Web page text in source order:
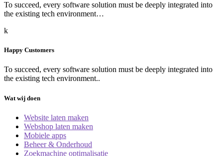
To succeed, every software solution must be deeply integrated into
the existing tech environment…
k
Happy Customers
To succeed, every software solution must be deeply integrated into
the existing tech environment..
Wat wij doen
Website laten maken
Webshop laten maken
Mobiele apps
Beheer & Onderhoud
Zoekmachine optimalisatie